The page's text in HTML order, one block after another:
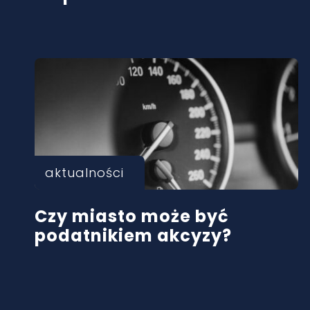
aktualności
Czy miasto może być
podatnikiem akcyzy?